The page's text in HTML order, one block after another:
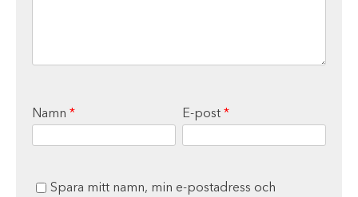
Namn * E-post *
Spara mitt namn, min e-postadress och